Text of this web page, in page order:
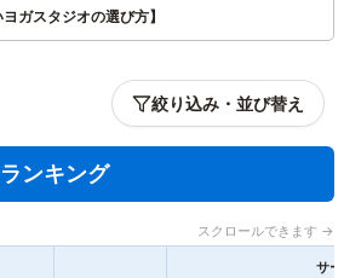
ガスタジオの選び方】
絞り込み・並び替え
ンキング
スクロールできます →
サ